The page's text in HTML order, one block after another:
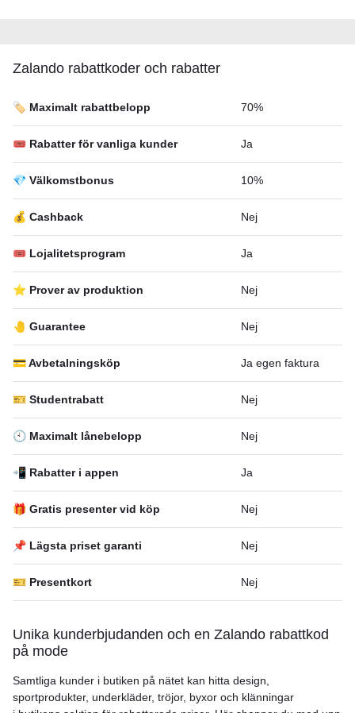
Zalando rabattkoder och rabatter
🏷️ Maximalt rabattbelopp 70%
🎟 Rabatter för vanliga kunder Ja
💎 Välkomstbonus 10%
💰 Cashback Nej
🎟 Lojalitetsprogram Ja
⭐ Prover av produktion Nej
🤚 Guarantee Nej
💳 Avbetalningsköp Ja egen faktura
🎫 Studentrabatt Nej
🕙 Maximalt lånebelopp Nej
📲 Rabatter i appen Ja
🎁 Gratis presenter vid köp Nej
📌 Lägsta priset garanti Nej
🎫 Presentkort Nej
Unika kunderbjudanden och en Zalando rabattkod
på mode
Samtliga kunder i butiken på nätet kan hitta design,
sportprodukter, underkläder, tröjor, byxor och klänningar